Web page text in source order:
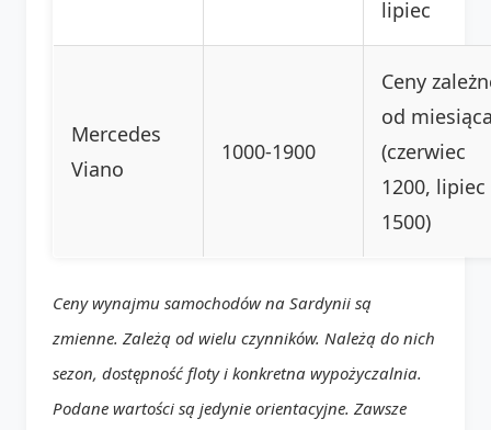
lipiec
Mercedes
Viano
1000-1900
Ceny
od
(czerwiec
1200, lipiec
1500)
Ceny wynajmu samochodów na Sardynii są
zmienne. Zależą od wielu czynników. Należą do nich
sezon, dostępność floty i konkretna wypożyczalnia.
Podane wartości są jedynie orientacyjne. Zawsze